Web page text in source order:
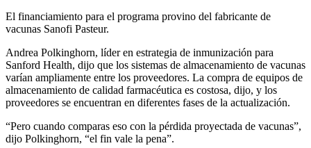
El financiamiento para el programa provino del fabricante de
vacunas Sanofi Pasteur.
Andrea Polkinghorn, líder en estrategia de inmunización para
Sanford Health, dijo que los sistemas de almacenamiento de vacunas
varían ampliamente entre los proveedores. La compra de equipos de
almacenamiento de calidad farmacéutica es costosa, dijo, y los
proveedores se encuentran en diferentes fases de la actualización.
“Pero cuando comparas eso con la pérdida proyectada de vacunas”,
dijo Polkinghorn, “el fin vale la pena”.